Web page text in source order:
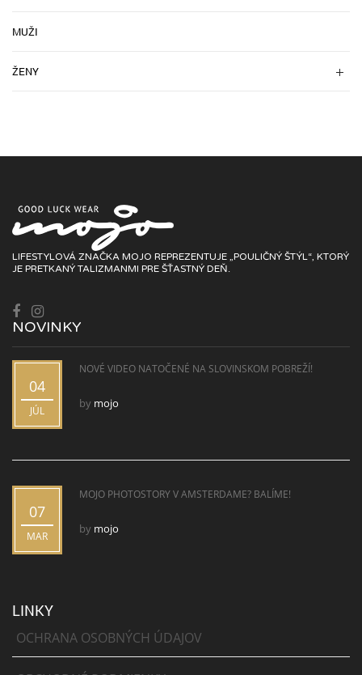
MUŽI
ŽENY
LIFESTYLOVÁ ZNAČKA MOJO REPREZENTUJE „POULIČNÝ ŠTÝL“, KTORÝ
JE PRETKANÝ TALIZMANMI PRE ŠŤASTNÝ DEŇ.
NOVINKY
04
JÚL
NOVÉ VIDEO NATOČENÉ NA SLOVINSKOM POBREŽÍ!
by mojo
07
MAR
MOJO PHOTOSTORY V AMSTERDAME? BALÍME!
by mojo
LINKY
OCHRANA OSOBNÝCH ÚDAJOV